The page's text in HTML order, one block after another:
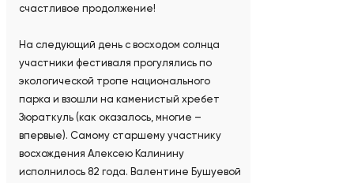
счастливое продолжение!
На следующий день с восходом солнца
участники фестиваля прогулялись по
экологической тропе национального
парка и взошли на каменистый хребет
Зюраткуль (как оказалось, многие –
впервые). Самому старшему участнику
восхождения Алексею Калинину
исполнилось 82 года. Валентине Бушуевой